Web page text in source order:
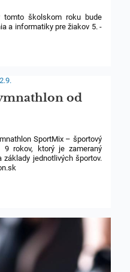
školskom roku bude
a informatiky pre žiakov 5. -
K dispozícii bude
školy).
od
SportMix – športový
rokov, ktorý je zameraný
jednotlivých športov.